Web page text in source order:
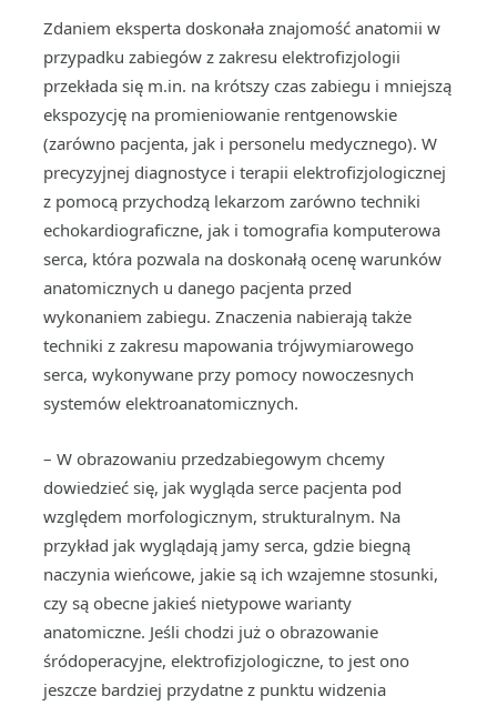
Zdaniem eksperta doskonała znajomość anatomii w
przypadku zabiegów z zakresu elektrofizjologii
przekłada się m.in. na krótszy czas zabiegu i mniejszą
ekspozycję na promieniowanie rentgenowskie
(zarówno pacjenta, jak i personelu medycznego). W
precyzyjnej diagnostyce i terapii elektrofizjologicznej
z pomocą przychodzą lekarzom zarówno techniki
echokardiograficzne, jak i tomografia komputerowa
serca, która pozwala na doskonałą ocenę warunków
anatomicznych u danego pacjenta przed
wykonaniem zabiegu. Znaczenia nabierają także
techniki z zakresu mapowania trójwymiarowego
serca, wykonywane przy pomocy nowoczesnych
systemów elektroanatomicznych.
– W obrazowaniu przedzabiegowym chcemy
dowiedzieć się, jak wygląda serce pacjenta pod
względem morfologicznym, strukturalnym. Na
przykład jak wyglądają jamy serca, gdzie biegną
naczynia wieńcowe, jakie są ich wzajemne stosunki,
czy są obecne jakieś nietypowe warianty
anatomiczne. Jeśli chodzi już o obrazowanie
śródoperacyjne, elektrofizjologiczne, to jest ono
jeszcze bardziej przydatne z punktu widzenia